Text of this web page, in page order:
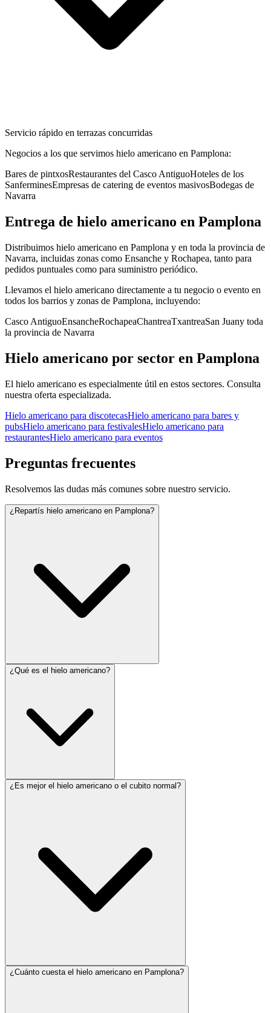
Servicio rápido en terrazas concurridas
Negocios a los que servimos hielo americano en Pamplona:
Bares de pintxosRestaurantes del Casco AntiguoHoteles de los
SanferminesEmpresas de catering de eventos masivosBodegas de
Navarra
Entrega de hielo americano en Pamplona
Distribuimos hielo americano en Pamplona y en toda la provincia de
Navarra, incluidas zonas como Ensanche y Rochapea, tanto para
pedidos puntuales como para suministro periódico.
Llevamos el hielo americano directamente a tu negocio o evento en
todos los barrios y zonas de Pamplona, incluyendo:
Casco AntiguoEnsancheRochapeaChantreaTxantreaSan Juany toda
la provincia de Navarra
Hielo americano por sector en Pamplona
El hielo americano es especialmente útil en estos sectores. Consulta
nuestra oferta especializada.
Hielo americano para discotecasHielo americano para bares y
pubsHielo americano para festivalesHielo americano para
restaurantesHielo americano para eventos
Preguntas frecuentes
Resolvemos las dudas más comunes sobre nuestro servicio.
¿Repartís hielo americano en Pamplona?
¿Qué es el hielo americano?
¿Es mejor el hielo americano o el cubito normal?
¿Cuánto cuesta el hielo americano en Pamplona?